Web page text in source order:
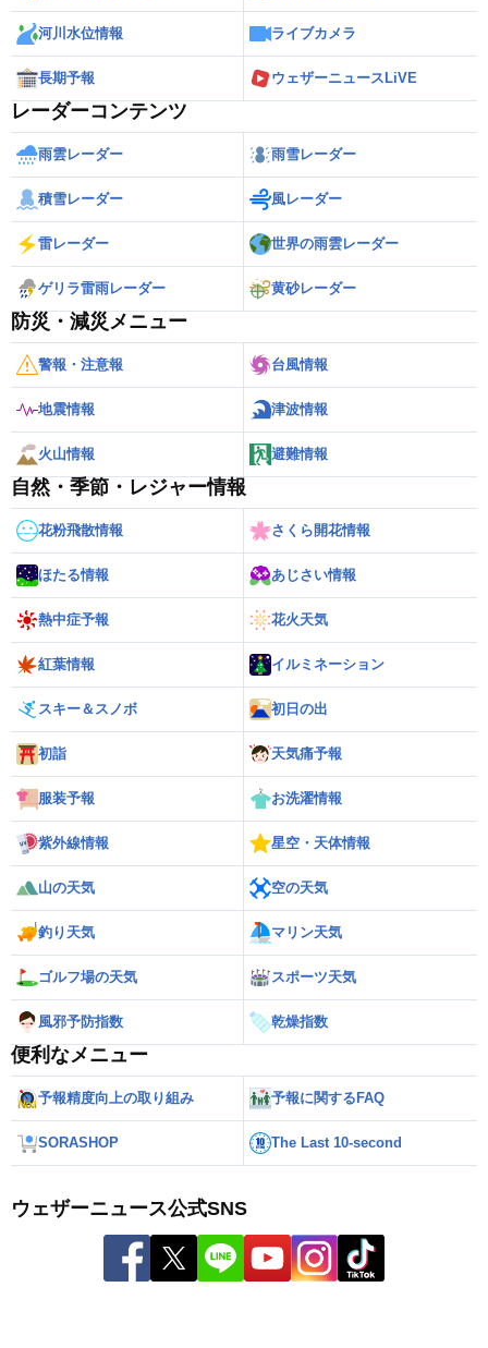
河川水位情報 ライブカメラ
長期予報 ウェザーニュースLiVE
レーダーコンテンツ
雨雲レーダー 雨雪レーダー
積雪レーダー 風レーダー
雷レーダー 世界の雨雲レーダー
ゲリラ雷雨レーダー 黄砂レーダー
防災・減災メニュー
警報・注意報 台風情報
地震情報 津波情報
火山情報 避難情報
自然・季節・レジャー情報
花粉飛散情報 さくら開花情報
ほたる情報 あじさい情報
熱中症予報 花火天気
紅葉情報 イルミネーション
スキー＆スノボ 初日の出
初詣 天気痛予報
服装予報 お洗濯情報
紫外線情報 星空・天体情報
山の天気 空の天気
釣り天気 マリン天気
ゴルフ場の天気 スポーツ天気
風邪予防指数 乾燥指数
便利なメニュー
予報精度向上の取り組み 予報に関するFAQ
SORASHOP The Last 10-second
ウェザーニュース公式SNS